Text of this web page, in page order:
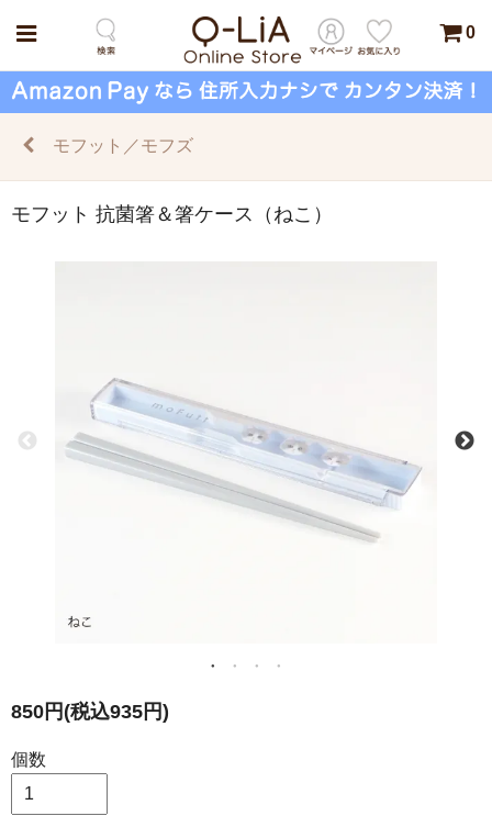
0
モフット／モフズ
モフット 抗菌箸＆箸ケース（ねこ）
850円(税込935円)
個数